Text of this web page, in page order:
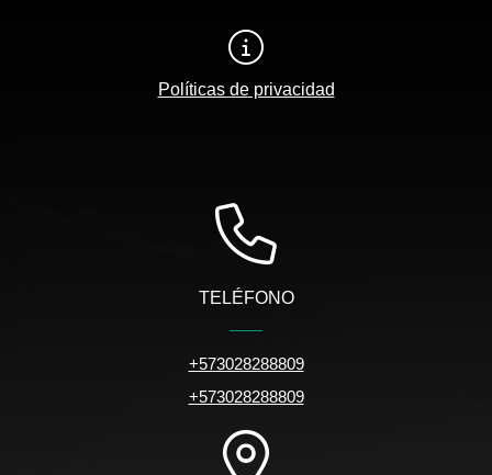
Políticas de privacidad
TELÉFONO
+573028288809
+573028288809